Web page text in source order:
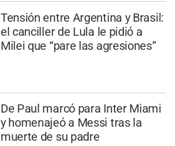
Tensión entre Argentina y Brasil:
el canciller de Lula le pidió a
Milei que “pare las agresiones”
De Paul marcó para Inter Miami
y homenajeó a Messi tras la
muerte de su padre